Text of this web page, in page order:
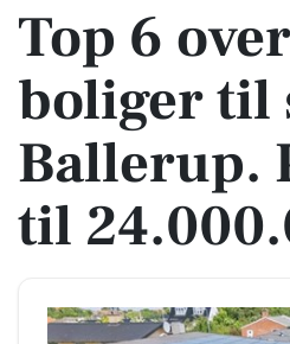
Top 6
boliger til
Ballerup.
til